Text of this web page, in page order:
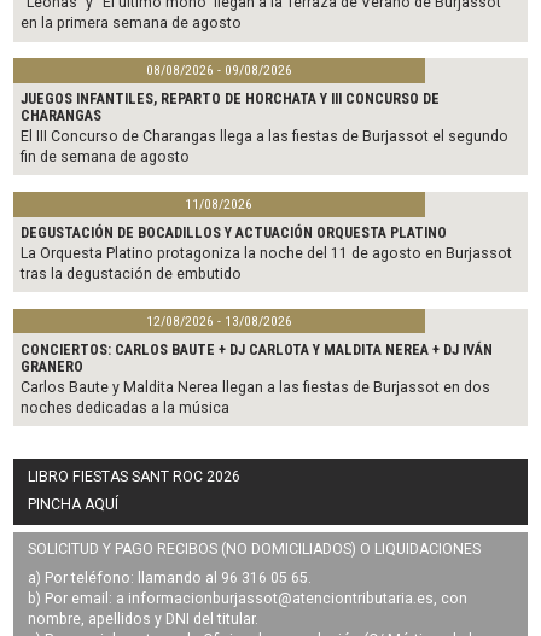
en la primera semana de agosto
08/08/2026 - 09/08/2026
JUEGOS INFANTILES, REPARTO DE HORCHATA Y III CONCURSO DE
CHARANGAS
El III Concurso de Charangas llega a las fiestas de Burjassot el segundo
fin de semana de agosto
11/08/2026
DEGUSTACIÓN DE BOCADILLOS Y ACTUACIÓN ORQUESTA PLATINO
La Orquesta Platino protagoniza la noche del 11 de agosto en Burjassot
tras la degustación de embutido
12/08/2026 - 13/08/2026
CONCIERTOS: CARLOS BAUTE + DJ CARLOTA Y MALDITA NEREA + DJ IVÁN
GRANERO
Carlos Baute y Maldita Nerea llegan a las fiestas de Burjassot en dos
noches dedicadas a la música
LIBRO FIESTAS SANT ROC 2026
PINCHA AQUÍ
SOLICITUD Y PAGO RECIBOS (NO DOMICILIADOS) O LIQUIDACIONES
a) Por teléfono: llamando al 96 316 05 65.
b) Por email: a informacionburjassot@atenciontributaria.es , con
nombre, apellidos y DNI del titular.